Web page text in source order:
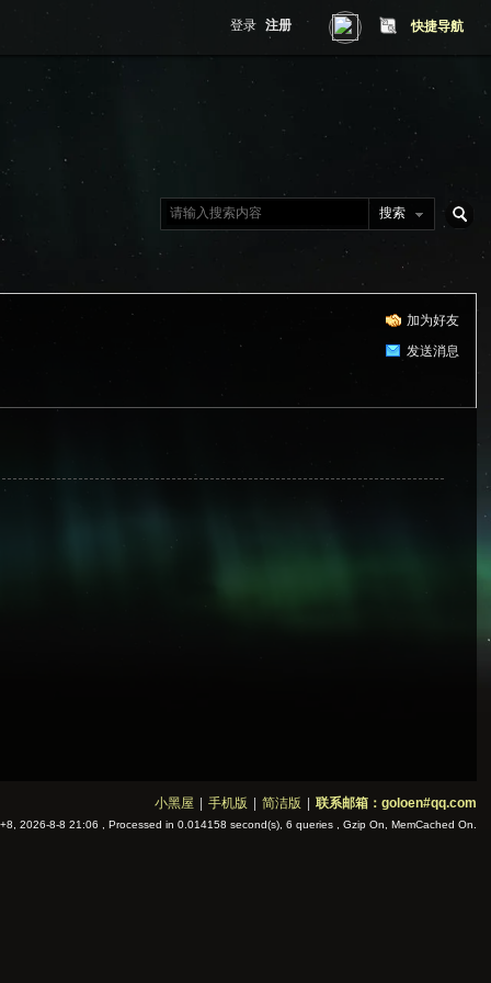
快捷导航
登录 注册
搜索
加为好友
发送消息
小黑屋 手机版 简洁版 联系邮箱：goloen#qq.com
2026-8-8 21:06 , Processed in 0.014158 second(s), 6 queries , Gzip On, MemCached On.